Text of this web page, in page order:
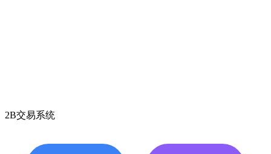
2B交易系统